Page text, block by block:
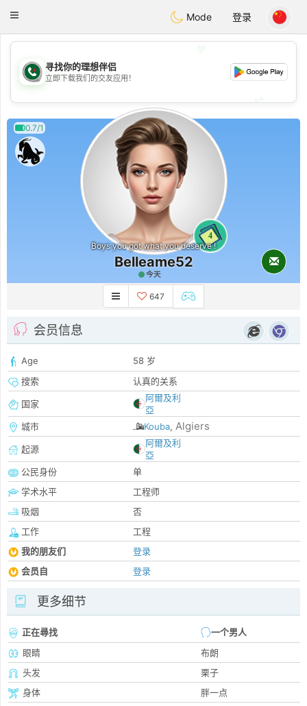
Weshrak
Toggle
Mode 登录
💖
💕
寻找你的理想伴侣
立即下载我们的交友应用！
0.7/1
4
Boys you got what you deserve !
Belleame52
今天
647
会员信息
Age
58 岁
搜索
认真的关系
国家
阿爾及利
亞
城市
Kouba, Algiers
起源
阿爾及利
亞
公民身份
单
学术水平
工程师
吸烟
否
工作
工程
我的朋友们
登录
会员自
登录
更多细节
正在尋找
一个男人
眼睛
布朗
头发
栗子
身体
胖一点